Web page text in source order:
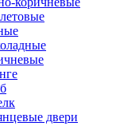
двери